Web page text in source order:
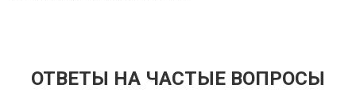
ОТВЕТЫ НА ЧАСТЫЕ ВОПРОСЫ